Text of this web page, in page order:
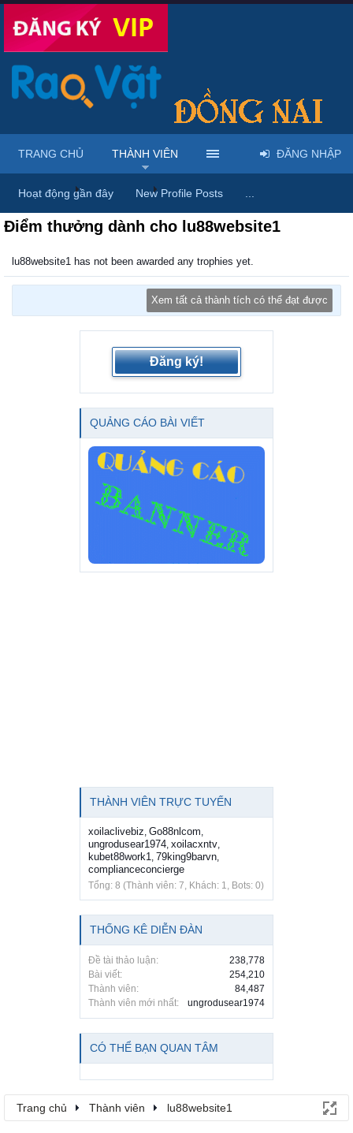
Trang chủ Thành viên lu88website1
Điểm thưởng dành cho lu88website1
lu88website1 has not been awarded any trophies yet.
Xem tất cả thành tích có thể đạt được
Đăng ký!
QUẢNG CÁO BÀI VIẾT
THÀNH VIÊN TRỰC TUYẾN
xoilaclivebiz, Go88nlcom,
ungrodusear1974, xoilacxntv,
kubet88work1, 79king9barvn,
complianceconcierge
Tổng: 8 (Thành viên: 7, Khách: 1, Bots: 0)
THỐNG KÊ DIỄN ĐÀN
Đề tài thảo luận:
238,778
Bài viết:
254,210
Thành viên:
84,487
Thành viên mới nhất:
ungrodusear1974
CÓ THỂ BẠN QUAN TÂM
Trang chủ Thành viên lu88website1
TRANG CHỦ THÀNH VIÊN
Hoạt động gần đây New Profile Posts
ĐĂNG NHẬP